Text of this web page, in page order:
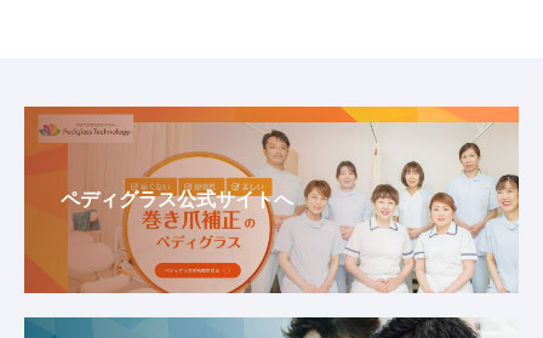
ペディグラス公式サイトへ